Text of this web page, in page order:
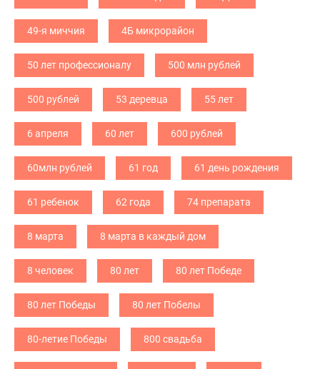
49-я миччия 4Б микрорайон
50 лет профессионалу 500 млн рублей
500 рублей 53 деревца 55 лет
6 апреля 60 лет 600 рублей
60млн рублей 61 год 61 день рождения
61 ребенок 62 года 74 препарата
8 марта 8 марта в каждый дом
8 человек 80 лет 80 лет Победе
80 лет Победы 80 лет Побелы
80-летие Победы 800 свадьба